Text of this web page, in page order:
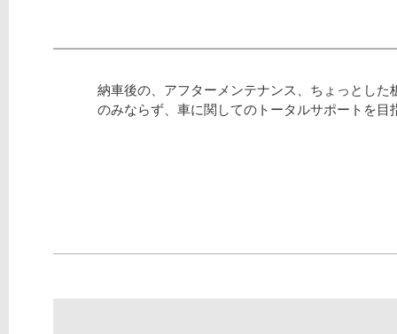
納車後の、アフターメンテナンス、ちょっとした
のみならず、車に関してのトータルサポートを目